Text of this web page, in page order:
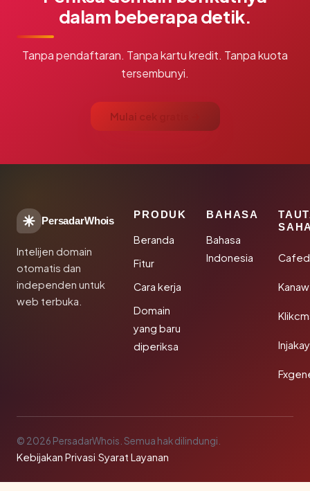
dalam beberapa detik.
Tanpa pendaftaran. Tanpa kartu kredit. Tanpa kuota
tersembunyi.
Mulai cek gratis →
PersadarWhois
Intelijen domain
otomatis dan
independen untuk
web terbuka.
PRODUK
Beranda
Fitur
Cara kerja
Domain
yang baru
diperiksa
BAHASA
Bahasa
Indonesia
© 2026 PersadarWhois. Semua hak dilindungi.
Kebijakan Privasi·Syarat Layanan